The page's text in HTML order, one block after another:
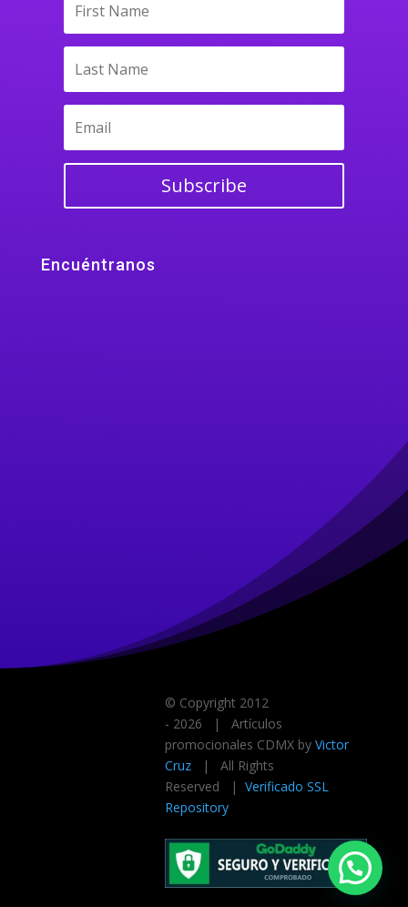
Subscribe
Encuéntranos
© Copyright 2012
- 2026 | Artículos
promocionales CDMX by Victor
Cruz| All Rights
Reserved | Verificado SSL
Repository